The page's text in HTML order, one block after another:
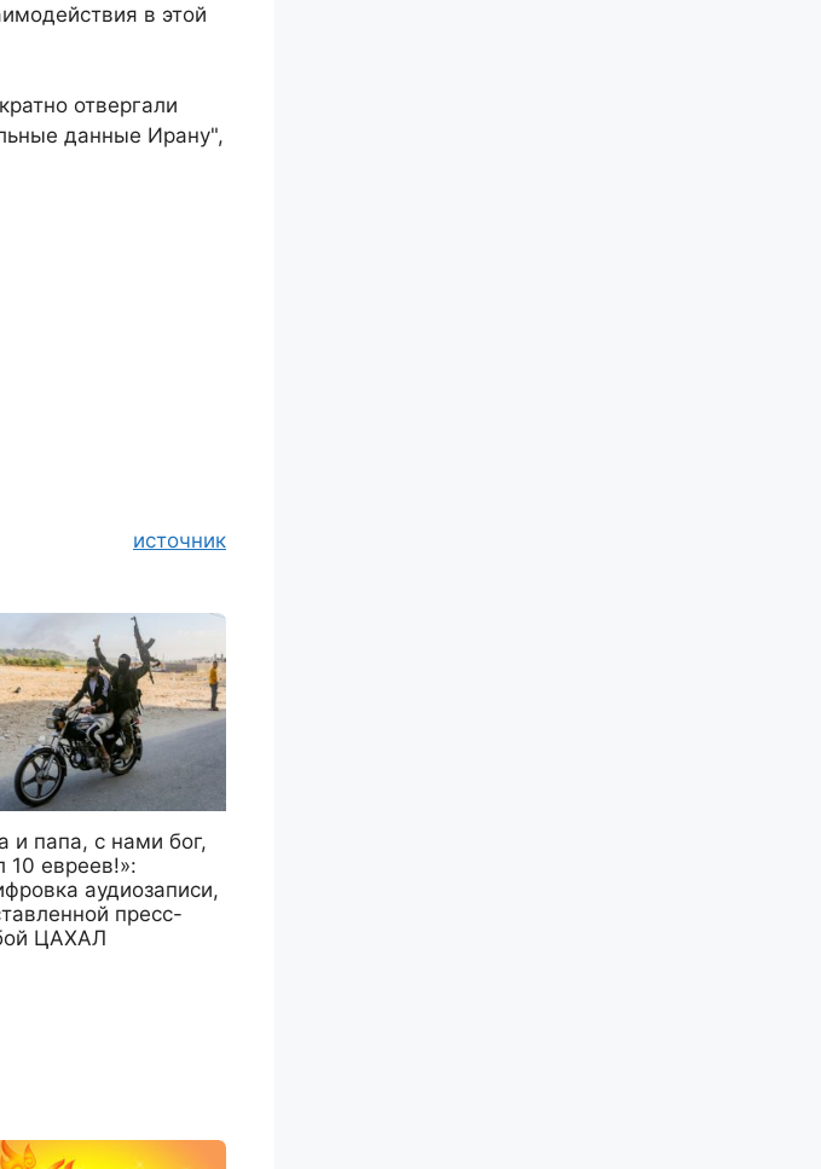
в этой
отвергали
данные Ирану",
источник
и папа, с нами бог,
10 евреев!»:
аудиозаписи,
пресс-
ЦАХАЛ